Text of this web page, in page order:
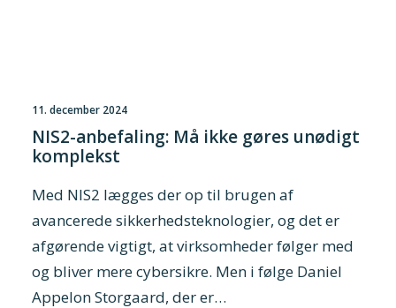
11. december 2024
NIS2-anbefaling: Må ikke gøres unødigt
komplekst
Med NIS2 lægges der op til brugen af
avancerede sikkerhedsteknologier, og det er
afgørende vigtigt, at virksomheder følger med
og bliver mere cybersikre. Men i følge Daniel
Appelon Storgaard, der er…